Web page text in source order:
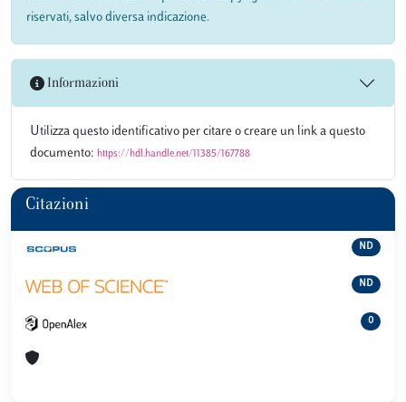
riservati, salvo diversa indicazione.
Informazioni
Utilizza questo identificativo per citare o creare un link a questo
documento: https://hdl.handle.net/11385/167788
Citazioni
ND
ND
0